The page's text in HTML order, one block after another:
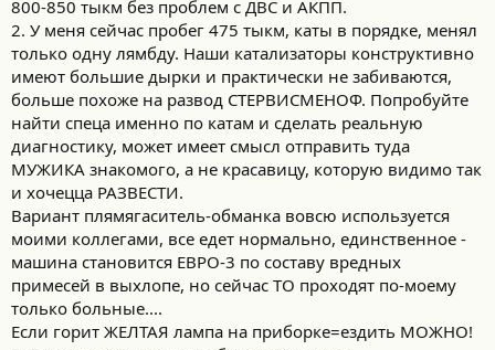
800-850 тыкм без проблем с ДВС и АКПП.
2. У меня сейчас пробег 475 тыкм, каты в порядке, менял
только одну лямбду. Наши катализаторы конструктивно
имеют большие дырки и практически не забиваются,
больше похоже на развод СТЕРВИСМЕНОФ. Попробуйте
найти спеца именно по катам и сделать реальную
диагностику, может имеет смысл отправить туда
МУЖИКА знакомого, а не красавицу, которую видимо так
и хочецца РАЗВЕСТИ.
Вариант плямягаситель-обманка вовсю используется
моими коллегами, все едет нормально, единственное -
машина становится ЕВРО-3 по составу вредных
примесей в выхлопе, но сейчас ТО проходят по-моему
только больные....
Если горит ЖЕЛТАЯ лампа на приборке=ездить МОЖНО!